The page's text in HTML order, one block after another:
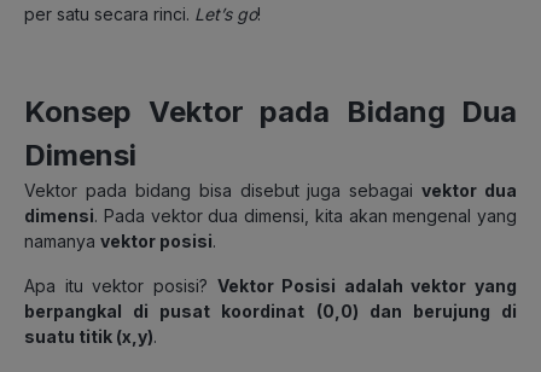
per satu secara rinci. Let’s go!
Konsep Vektor pada Bidang Dua
Dimensi
Vektor pada bidang bisa disebut juga sebagaivektor dua
dimensi. Pada vektor dua dimensi, kita akan mengenal yang
namanya vektor posisi.
Apa itu vektor posisi? Vektor Posisi adalah vektor yang
berpangkal di pusat koordinat (0,0) dan berujung di
suatu titik (x,y).